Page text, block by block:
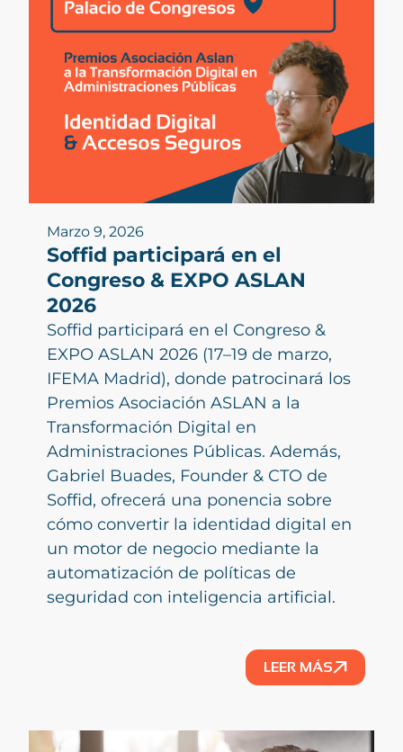
Marzo 9, 2026
Soffid participará en el
Congreso & EXPO ASLAN
2026
Soffid participará en el Congreso &
EXPO ASLAN 2026 (17–19 de marzo,
IFEMA Madrid), donde patrocinará los
Premios Asociación ASLAN a la
Transformación Digital en
Administraciones Públicas. Además,
Gabriel Buades, Founder & CTO de
Soffid, ofrecerá una ponencia sobre
cómo convertir la identidad digital en
un motor de negocio mediante la
automatización de políticas de
seguridad con inteligencia artificial.
LEER MÁS